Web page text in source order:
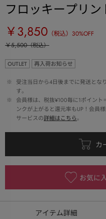
フロッキープリン
￥3,850 （税込） 30%OFF
￥5,500（税込）
OUTLET 再入荷お知らせ
※
受注当日から4日後までに発送とな
す。
※
会員様は、税抜¥100毎に1ポイン
ンクが上がると還元率もUP！会員
サービスの詳細はこちら。
お気に
アイテム詳細